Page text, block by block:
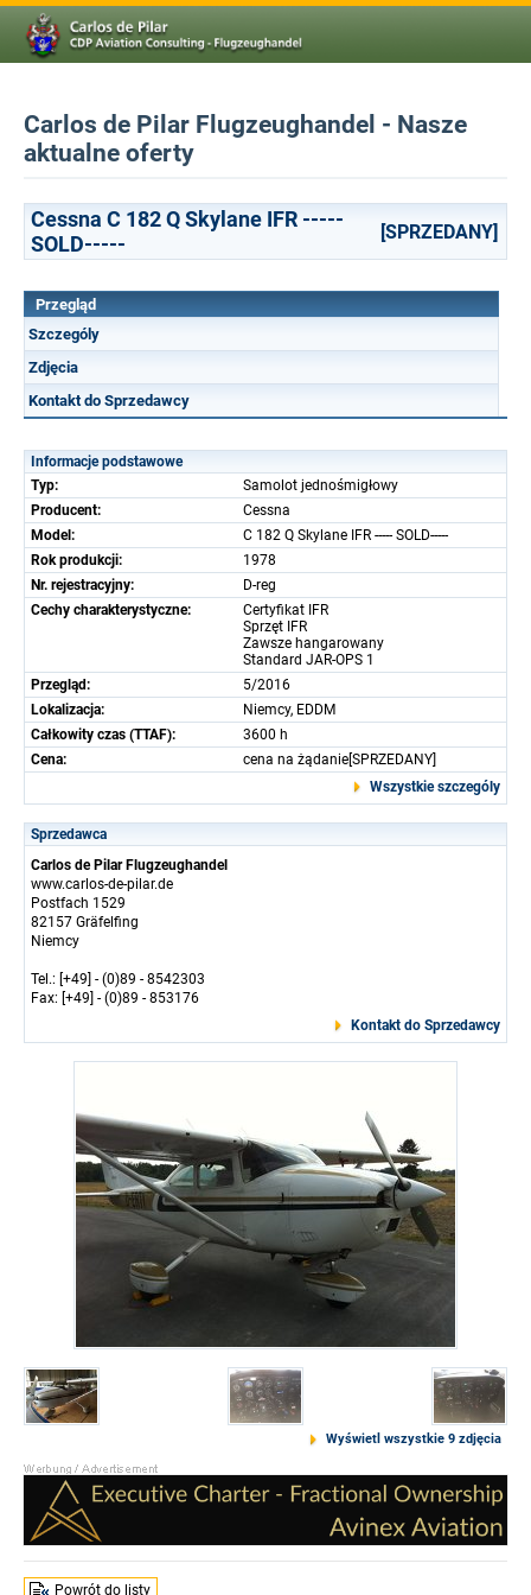
Carlos de Pilar Flugzeughandel - Nasze
aktualne oferty
Cessna C 182 Q Skylane IFR -----
SOLD-----
[SPRZEDANY]
Przegląd
Szczególy
Zdjęcia
Kontakt do Sprzedawcy
Informacje podstawowe
Typ:
Samolot jednośmigłowy
Producent:
Cessna
Model:
C 182 Q Skylane IFR ----- SOLD-----
Rok produkcji:
1978
Nr. rejestracyjny:
D-reg
Cechy charakterystyczne:
Certyfikat IFR
Sprzęt IFR
Zawsze hangarowany
Standard JAR-OPS 1
Przegląd:
5/2016
Lokalizacja:
Niemcy, EDDM
Całkowity czas (TTAF):
3600 h
Cena:
cena na żądanie[SPRZEDANY]
Wszystkie szczególy
Sprzedawca
Carlos de Pilar Flugzeughandel
www.carlos-de-pilar.de
Postfach 1529
82157 Gräfelfing
Niemcy
Tel.: [+49] - (0)89 - 8542303
Fax: [+49] - (0)89 - 853176
Kontakt do Sprzedawcy
Wyświetl wszystkie 9 zdjęcia
Powrót do listy